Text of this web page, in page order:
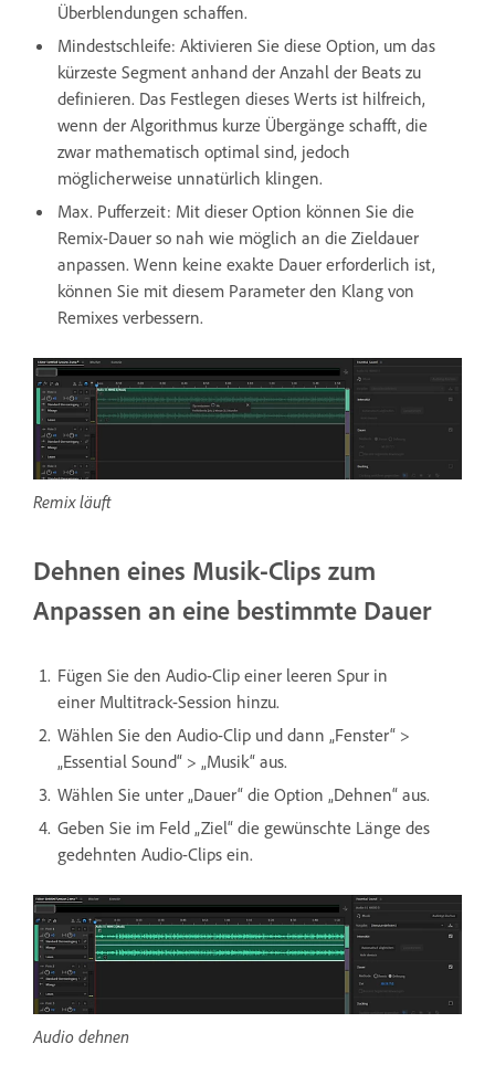
Überblendungen schaffen.
Mindestschleife: Aktivieren Sie diese Option, um das
kürzeste Segment anhand der Anzahl der Beats zu
definieren. Das Festlegen dieses Werts ist hilfreich,
wenn der Algorithmus kurze Übergänge schafft, die
zwar mathematisch optimal sind, jedoch
möglicherweise unnatürlich klingen.
Max. Pufferzeit: Mit dieser Option können Sie die
Remix-Dauer so nah wie möglich an die Zieldauer
anpassen. Wenn keine exakte Dauer erforderlich ist,
können Sie mit diesem Parameter den Klang von
Remixes verbessern.
Remix läuft
Dehnen eines Musik-Clips zum
Anpassen an eine bestimmte Dauer
Fügen Sie den Audio-Clip einer leeren Spur in
einer Multitrack-Session hinzu.
Wählen Sie den Audio-Clip und dann „Fenster“ >
„Essential Sound“ > „Musik“ aus.
Wählen Sie unter „Dauer“ die Option „Dehnen“ aus.
Geben Sie im Feld „Ziel“ die gewünschte Länge des
gedehnten Audio-Clips ein.
Audio dehnen